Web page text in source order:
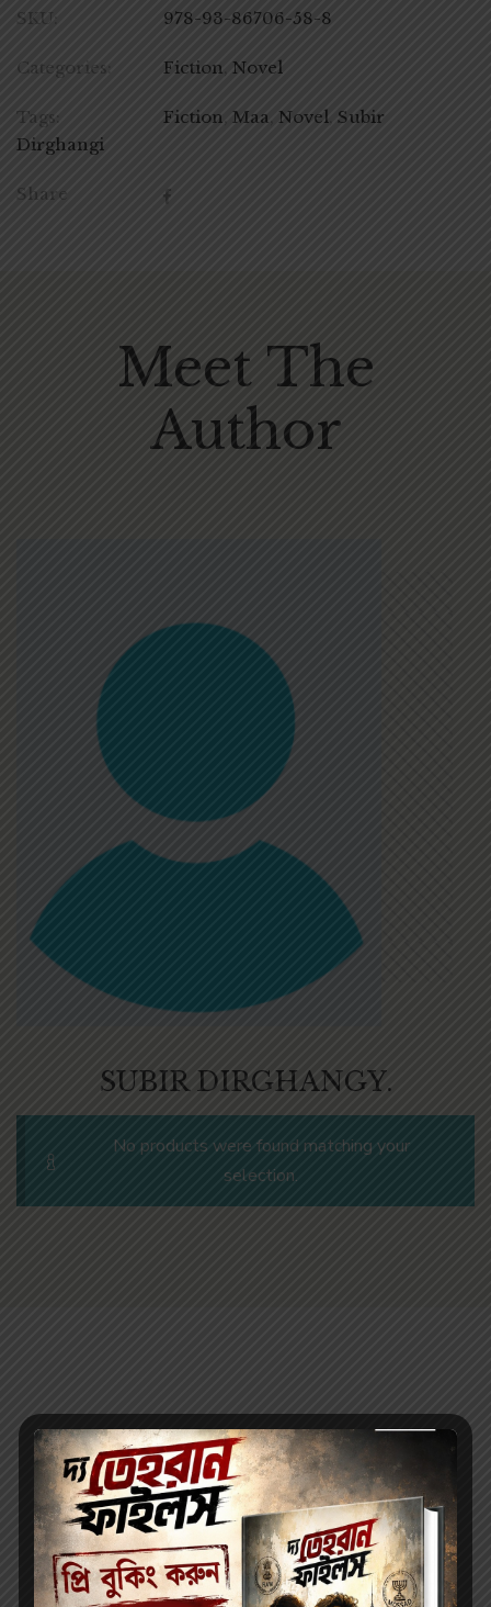
SKU: 978-93-86706-58-8
Categories: Fiction, Novel
Tags: Fiction Maa, Novel, Subir
Dirghangi
Share
Meet The
Author
SUBIR DIRGHANGY.
No products were found matching your
selection.
Description
Reviews (0)